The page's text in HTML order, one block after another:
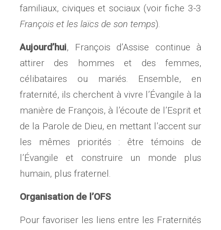
familiaux, civiques et sociaux (voir fiche 3-3
François et les laïcs de son temps).
Aujourd’hui, François d’Assise continue à
attirer des hommes et des femmes,
célibataires ou mariés. Ensemble, en
fraternité, ils cherchent à vivre l’Évangile à la
manière de François, à l’écoute de l’Esprit et
de la Parole de Dieu, en mettant l’accent sur
les mêmes priorités : être témoins de
l’Évangile et construire un monde plus
humain, plus fraternel.
Organisation de l’OFS
Pour favoriser les liens entre les Fraternités